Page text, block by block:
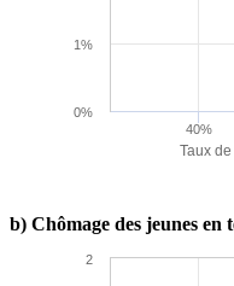
Taux
40%
0%
1%
b) Chômage des jeunes en
2